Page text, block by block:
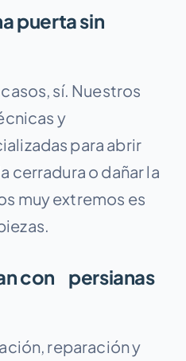
puerta sin
sí. Nuestros
y
para abrir
cerradura o dañar la
muy extremos es
con persianas
reparación y